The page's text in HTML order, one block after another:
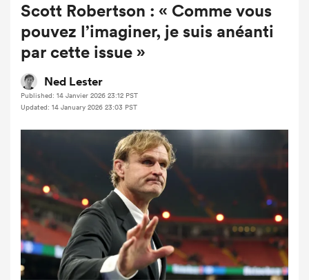
Scott Robertson : « Comme vous
pouvez l’imaginer, je suis anéanti
par cette issue »
Ned Lester
Published: 14 Janvier 2026 23:12 PST
Updated: 14 January 2026 23:03 PST